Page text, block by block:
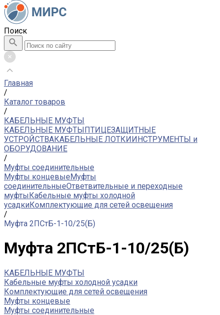
Поиск
Главная
/
Каталог товаров
/
КАБЕЛЬНЫЕ МУФТЫ
КАБЕЛЬНЫЕ МУФТЫПТИЦЕЗАЩИТНЫЕ
УСТРОЙСТВАКАБЕЛЬНЫЕ ЛОТКИИНСТРУМЕНТЫ и
ОБОРУДОВАНИЕ
/
Муфты соединительные
Муфты концевыеМуфты
соединительныеОтветвительные и переходные
муфтыКабельные муфты холодной
усадкиКомплектующие для сетей освещения
/
Муфта 2ПСтБ-1-10/25(Б)
Муфта 2ПСтБ-1-10/25(Б)
КАБЕЛЬНЫЕ МУФТЫ
Кабельные муфты холодной усадки
Комплектующие для сетей освещения
Муфты концевые
Муфты соединительные